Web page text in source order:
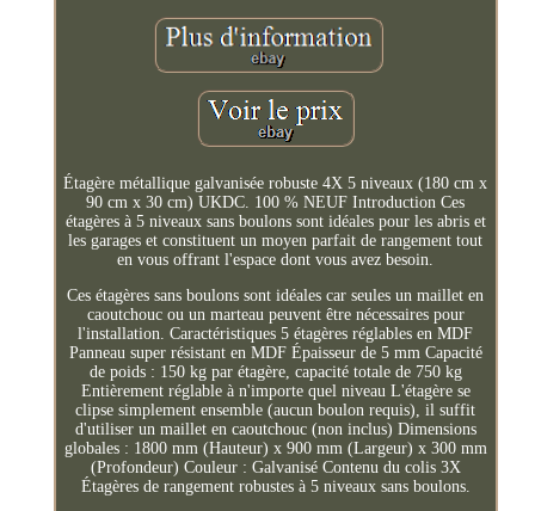
Étagère métallique galvanisée robuste 4X 5 niveaux (180 cm x
90 cm x 30 cm) UKDC. 100 % NEUF Introduction Ces
étagères à 5 niveaux sans boulons sont idéales pour les abris et
les garages et constituent un moyen parfait de rangement tout
en vous offrant l'espace dont vous avez besoin.
Ces étagères sans boulons sont idéales car seules un maillet en
caoutchouc ou un marteau peuvent être nécessaires pour
l'installation. Caractéristiques 5 étagères réglables en MDF
Panneau super résistant en MDF Épaisseur de 5 mm Capacité
de poids : 150 kg par étagère, capacité totale de 750 kg
Entièrement réglable à n'importe quel niveau L'étagère se
clipse simplement ensemble (aucun boulon requis), il suffit
d'utiliser un maillet en caoutchouc (non inclus) Dimensions
globales : 1800 mm (Hauteur) x 900 mm (Largeur) x 300 mm
(Profondeur) Couleur : Galvanisé Contenu du colis 3X
Étagères de rangement robustes à 5 niveaux sans boulons.